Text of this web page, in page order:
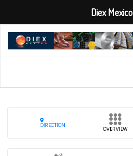
DIRECTION
OVERVIEW
Diex Mexico